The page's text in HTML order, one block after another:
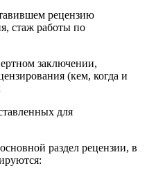
рецензию
стаж работы по
заключении,
(кем, когда и
для
раздел рецензии, в